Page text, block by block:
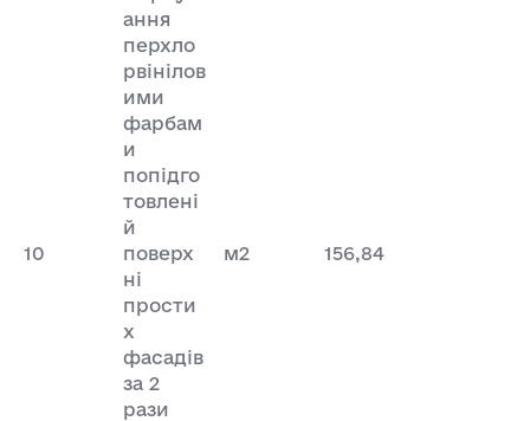
10
ання
перхло
рвінілов
ими
фарбам
и
попідго
товлені
й
поверх
ні
прости
х
фасадів
за 2
рази
м2 156,84